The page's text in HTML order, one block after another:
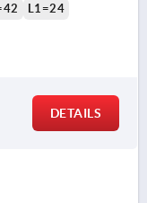
L1=24
DETAILS